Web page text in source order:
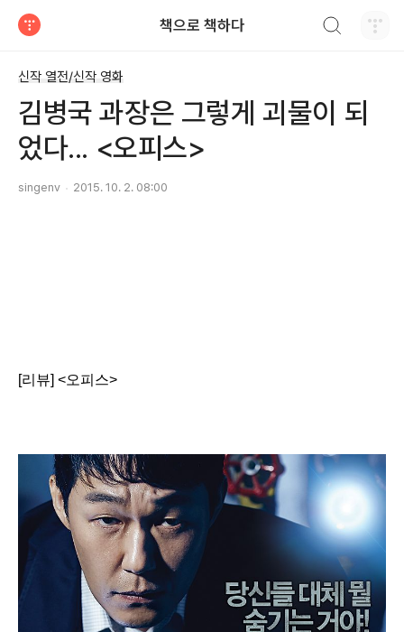
책으로 책하다
신작 열전/신작 영화
김병국 과장은 그렇게 괴물이 되
었다... <오피스>
singenv 2015. 10. 2. 08:00
[리뷰] <오피스>